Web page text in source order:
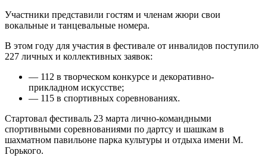
Участники представили гостям и членам жюри свои
вокальные и танцевальные номера.
В этом году для участия в фестивале от инвалидов поступило
227 личных и коллективных заявок:
— 112 в творческом конкурсе и декоративно-
прикладном искусстве;
— 115 в спортивных соревнованиях.
Стартовал фестиваль 23 марта лично-командными
спортивными соревнованиями по дартсу и шашкам в
шахматном павильоне парка культуры и отдыха имени М.
Горького.